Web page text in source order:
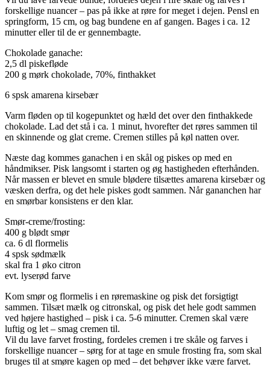
forskellige nuancer – pas på ikke at røre for meget i dejen. Pensl en
springform, 15 cm, og bag bundene en af gangen. Bages i ca. 12
minutter eller til de er gennembagte.
Chokolade ganache:
2,5 dl piskefløde
200 g mørk chokolade, 70%, finthakket
6 spsk amarena kirsebær
Varm fløden op til kogepunktet og hæld det over den finthakkede
chokolade. Lad det stå i ca. 1 minut, hvorefter det røres sammen til
en skinnende og glat creme. Cremen stilles på køl natten over.
Næste dag kommes ganachen i en skål og piskes op med en
håndmikser. Pisk langsomt i starten og øg hastigheden efterhånden.
Når massen er blevet en smule blødere tilsættes amarena kirsebær og
væsken derfra, og det hele piskes godt sammen. Når gananchen har
en smørbar konsistens er den klar.
Smør-creme/frosting:
400 g blødt smør
ca. 6 dl flormelis
4 spsk sødmælk
skal fra 1 øko citron
evt. lyserød farve
Kom smør og flormelis i en røremaskine og pisk det forsigtigt
sammen. Tilsæt mælk og citronskal, og pisk det hele godt sammen
ved højere hastighed – pisk i ca. 5-6 minutter. Cremen skal være
luftig og let – smag cremen til.
Vil du lave farvet frosting, fordeles cremen i tre skåle og farves i
forskellige nuancer – sørg for at tage en smule frosting fra, som skal
bruges til at smøre kagen op med – det behøver ikke være farvet.